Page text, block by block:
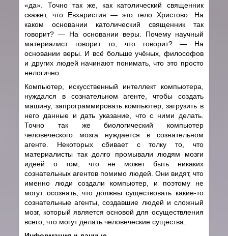
«да». Точно так же, как католический священник
скажет, что Евхаристия— это тело Христово. На
каком основании католический священник так
говорит?— На основании веры. Почему научный
материалист говорит то, что говорит?— На
основании веры. И всё больше учёных, философов
и других людей начинают понимать, что это просто
нелогично.
Компьютер, искусственный интеллект компьютера,
нуждался в сознательном агенте, чтобы создать
машину, запрограммировать компьютер, загрузить в
него данные и дать указание, что с ними делать.
Точно так же биологический компьютер
человеческого мозга нуждается в сознательном
агенте. Некоторых сбивает с толку то, что
материалисты так долго промывали людям мозги
идеей о том, что не может быть никаких
сознательных агентов помимо людей. Они видят, что
именно люди создали компьютер, и поэтому не
могут осознать, что должны существовать какие-то
сознательные агенты, создавшие людей и сложный
мозг, который является основой для осуществления
всего, что могут делать человеческие существа.